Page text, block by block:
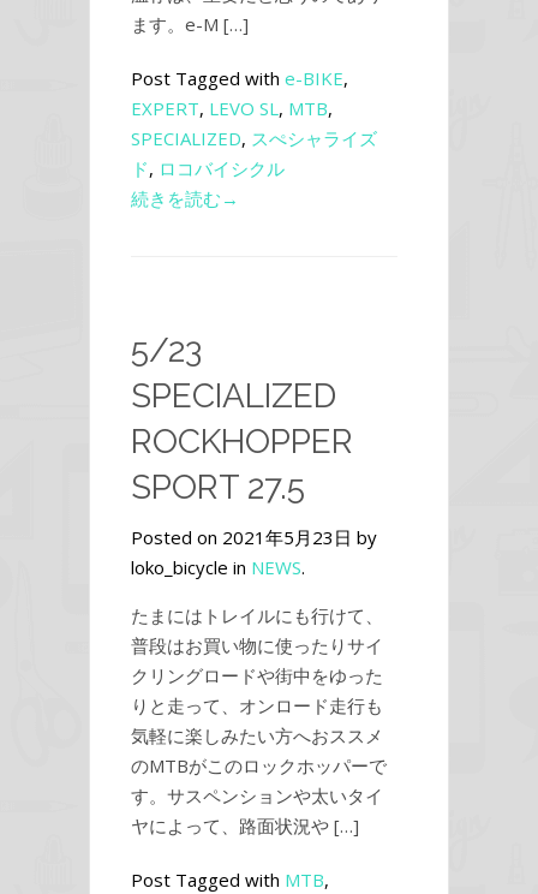
ます。e-M […]
Post Tagged with e-BIKE,
EXPERT, LEVO SL, MTB,
SPECIALIZED, スぺシャライズ
ド, ロコバイシクル
続きを読む→
5/23
SPECIALIZED
ROCKHOPPER
SPORT 27.5
Posted on 2021年5月23日 by
loko_bicycle in NEWS.
たまにはトレイルにも行けて、
普段はお買い物に使ったりサイ
クリングロードや街中をゆった
りと走って、オンロード走行も
気軽に楽しみたい方へおススメ
のMTBがこのロックホッパーで
す。サスペンションや太いタイ
ヤによって、路面状況や […]
Post Tagged with MTB,